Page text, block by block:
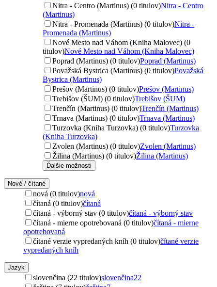
Nitra - Centro (Martinus) (0 titulov)Nitra - Centro
(Martinus)
Nitra - Promenada (Martinus) (0 titulov)Nitra -
Promenada (Martinus)
Nové Mesto nad Váhom (Kniha Malovec) (0
titulov)Nové Mesto nad Váhom (Kniha Malovec)
Poprad (Martinus) (0 titulov)Poprad (Martinus)
Považská Bystrica (Martinus) (0 titulov)Považská
Bystrica (Martinus)
Prešov (Martinus) (0 titulov)Prešov (Martinus)
Trebišov (ŠUM) (0 titulov)Trebišov (ŠUM)
Trenčín (Martinus) (0 titulov)Trenčín (Martinus)
Trnava (Martinus) (0 titulov)Trnava (Martinus)
Turzovka (Kniha Turzovka) (0 titulov)Turzovka
(Kniha Turzovka)
Zvolen (Martinus) (0 titulov)Zvolen (Martinus)
Žilina (Martinus) (0 titulov)Žilina (Martinus)
Ďalšie možnosti
Nové / čítané
nová (0 titulov)nová
čítaná (0 titulov)čítaná
čítaná - výborný stav (0 titulov)čítaná - výborný stav
čítaná - mierne opotrebovaná (0 titulov)čítaná - mierne
opotrebovaná
čítané verzie vypredaných kníh (0 titulov)čítané verzie
vypredaných kníh
Jazyk
slovenčina (22 titulov)slovenčina22